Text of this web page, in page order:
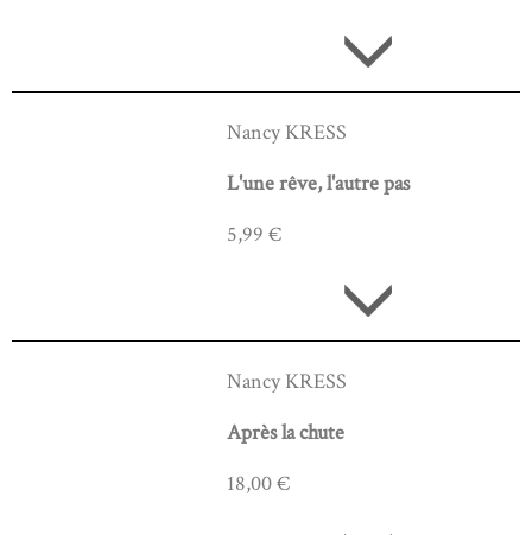
Nancy KRESS
L'une rêve, l'autre pas
5,99 €
Nancy KRESS
Après la chute
18,00 €